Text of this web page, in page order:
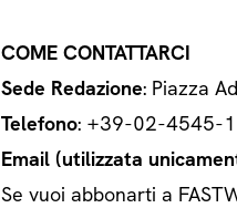
COME CONTATTARCI
Sede Redazione: Piazza
Telefono: +39-02-4545-1
Email (utilizzata
Se vuoi abbonarti a